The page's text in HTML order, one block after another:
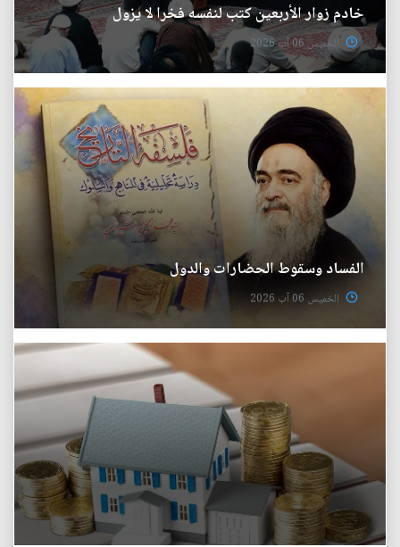
خادم زوار الأربعين كتب لنفسه فخرا لا يزول
الخميس 06 آب 2026
الفساد وسقوط الحضارات والدول
الخميس 06 آب 2026